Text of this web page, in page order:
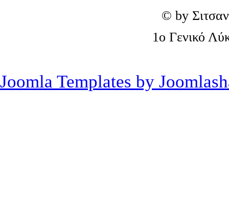
© by
1o Γενικό
Joomla Templates by